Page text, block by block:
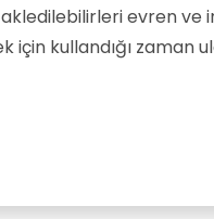
evren ve
kullandığı zaman